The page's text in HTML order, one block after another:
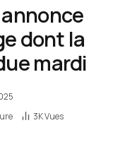
dont la
mardi
3KVues